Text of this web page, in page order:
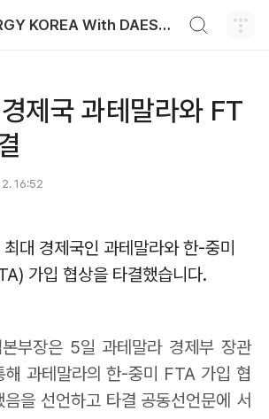
ENERGY KOREA With DAESUNG ENERGY
제국 과테말라와 FT
16:52
대 경제국인 과테말라와 한-중미
가입 협상을 타결했습니다.
부장은 5일 과테말라 경제부 장관
해 과테말라의 한-중미 FTA 가입 협
을 선언하고 타결 공동선언문에 서